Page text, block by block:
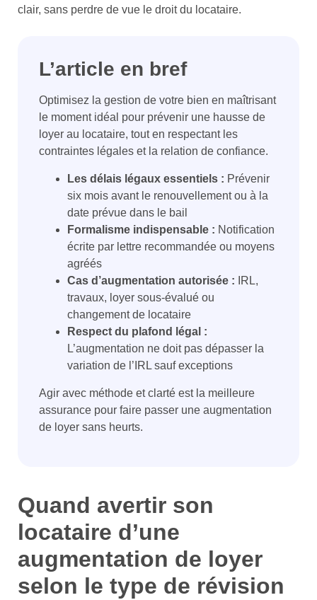
clair, sans perdre de vue le droit du locataire.
L’article en bref
Optimisez la gestion de votre bien en maîtrisant
le moment idéal pour prévenir une hausse de
loyer au locataire, tout en respectant les
contraintes légales et la relation de confiance.
Les délais légaux essentiels : Prévenir
six mois avant le renouvellement ou à la
date prévue dans le bail
Formalisme indispensable : Notification
écrite par lettre recommandée ou moyens
agréés
Cas d’augmentation autorisée : IRL,
travaux, loyer sous-évalué ou
changement de locataire
Respect du plafond légal :
L’augmentation ne doit pas dépasser la
variation de l’IRL sauf exceptions
Agir avec méthode et clarté est la meilleure
assurance pour faire passer une augmentation
de loyer sans heurts.
Quand avertir son
locataire d’une
augmentation de loyer
selon le type de révision